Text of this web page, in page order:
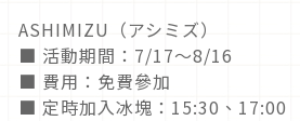
ASHIMIZU（アシミズ）
■ 活動期間：7/17～8/16
■ 費用：免費參加
■ 定時加入冰塊：15:30、17:00